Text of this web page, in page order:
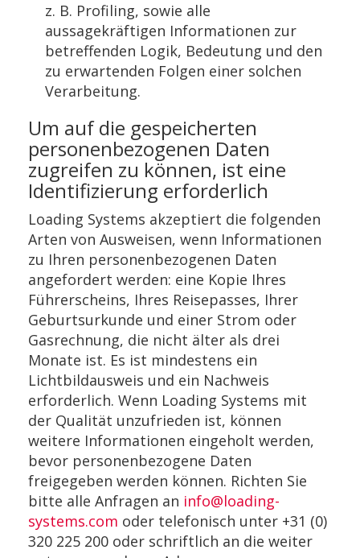
z. B. Profiling, sowie alle
aussagekräftigen Informationen zur
betreffenden Logik, Bedeutung und den
zu erwartenden Folgen einer solchen
Verarbeitung.
Um auf die gespeicherten
personenbezogenen Daten
zugreifen zu können, ist eine
Identifizierung erforderlich
Loading Systems akzeptiert die folgenden
Arten von Ausweisen, wenn Informationen
zu Ihren personenbezogenen Daten
angefordert werden: eine Kopie Ihres
Führerscheins, Ihres Reisepasses, Ihrer
Geburtsurkunde und einer Strom oder
Gasrechnung, die nicht älter als drei
Monate ist. Es ist mindestens ein
Lichtbildausweis und ein Nachweis
erforderlich. Wenn Loading Systems mit
der Qualität unzufrieden ist, können
weitere Informationen eingeholt werden,
bevor personenbezogene Daten
freigegeben werden können. Richten Sie
bitte alle Anfragen an info@loading-
systems.com oder telefonisch unter +31 (0)
320 225 200 oder schriftlich an die weiter